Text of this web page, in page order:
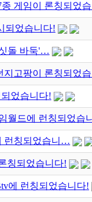
게임이 론칭되었
되었습니다!
돌 바둑'…
고팡이 론칭되었
었습니다!
월드에 런칭되었습
런칭되었습니…
칭되었습니다!
에 런칭되었습니다!